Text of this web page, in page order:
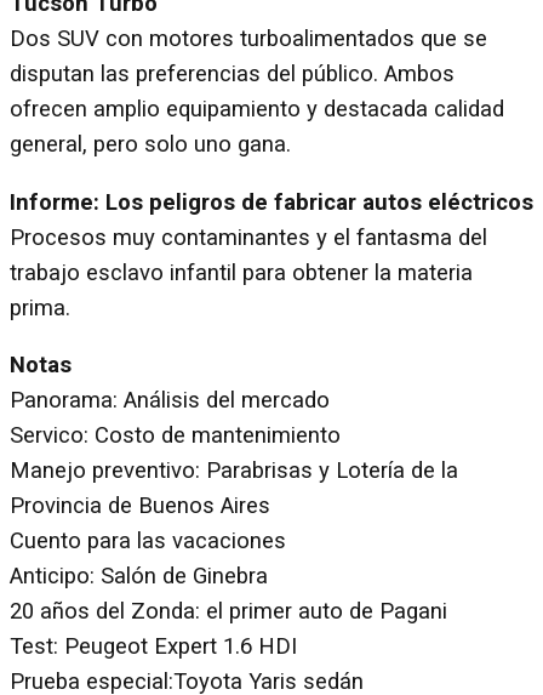
Dos SUV con motores turboalimentados que se
disputan las preferencias del público. Ambos
ofrecen amplio equipamiento y destacada calidad
general, pero solo uno gana.
Informe: Los peligros de fabricar autos eléctricos
Procesos muy contaminantes y el fantasma del
trabajo esclavo infantil para obtener la materia
prima.
Notas
Panorama: Análisis del mercado
Servico: Costo de mantenimiento
Manejo preventivo: Parabrisas y Lotería de la
Provincia de Buenos Aires
Cuento para las vacaciones
Anticipo: Salón de Ginebra
20 años del Zonda: el primer auto de Pagani
Test: Peugeot Expert 1.6 HDI
Prueba especial:Toyota Yaris sedán